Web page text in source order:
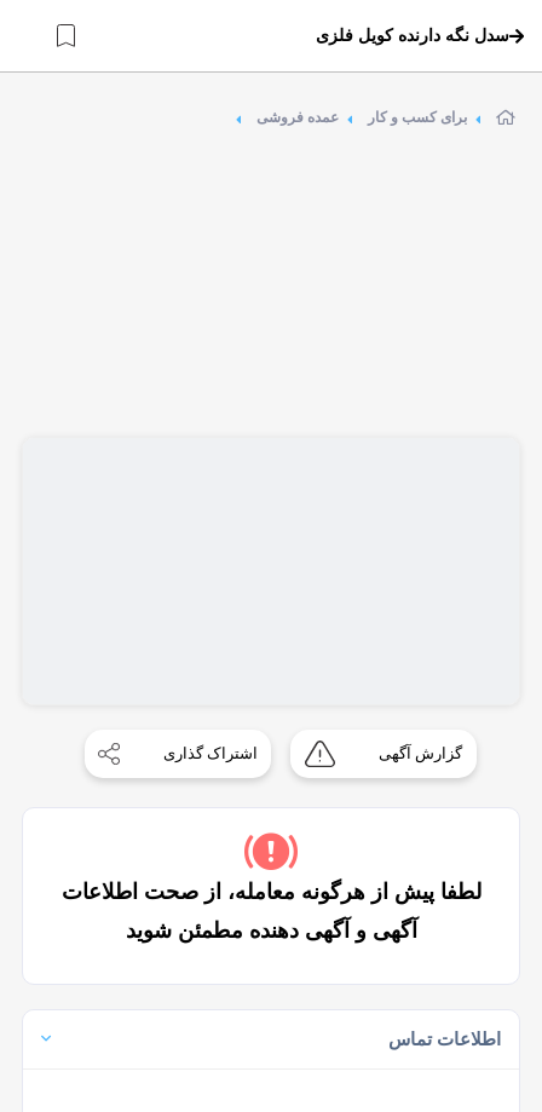
سدل نگه دارنده کویل فلزی
برای کسب و کار عمده فروشی
گزارش آگهی اشتراک گذاری
لطفا پیش از هرگونه معامله، از صحت اطلاعات
آگهی و آگهی دهنده مطمئن شوید
اطلاعات تماس